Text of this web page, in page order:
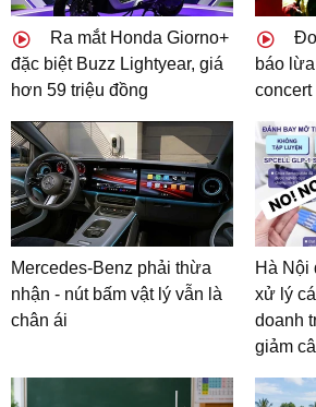
Ra mắt Honda Giorno+
đặc biệt Buzz Lightyear, giá
hơn 59 triệu đồng
báo
concert
Mercedes-Benz phải thừa
nhận - nút bấm vật lý vẫn là
chân ái
Hà Nội
xử lý
doanh
giảm